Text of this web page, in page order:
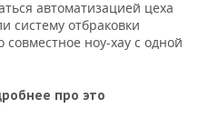
автоматизацией цеха
систему отбраковки
совместное ноу-хау с одной
про это